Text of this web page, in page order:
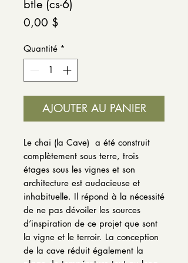
btle (cs-6)
0,00 $
Quantité *
AJOUTER AU PANIER
Le chai (la Cave) a été construit
complètement sous terre, trois
étages sous les vignes et son
architecture est audacieuse et
inhabituelle. Il répond à la nécessité
de ne pas dévoiler les sources
d’inspiration de ce projet que sont
la vigne et le terroir. La conception
de la cave réduit également la